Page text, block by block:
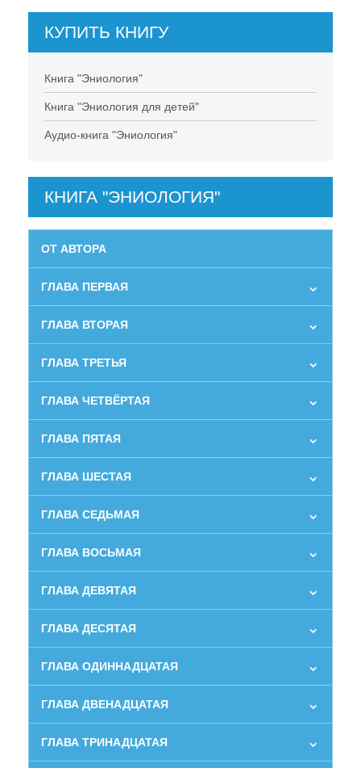
КУПИТЬ КНИГУ
Книга "Эниология"
Книга "Эниология для детей"
Аудио-книга "Эниология"
КНИГА "ЭНИОЛОГИЯ"
ОТ АВТОРА
ГЛАВА ПЕРВАЯ
ГЛАВА ВТОРАЯ
ГЛАВА ТРЕТЬЯ
ГЛАВА ЧЕТВЁРТАЯ
ГЛАВА ПЯТАЯ
ГЛАВА ШЕСТАЯ
ГЛАВА СЕДЬМАЯ
ГЛАВА ВОСЬМАЯ
ГЛАВА ДЕВЯТАЯ
ГЛАВА ДЕСЯТАЯ
ГЛАВА ОДИННАДЦАТАЯ
ГЛАВА ДВЕНАДЦАТАЯ
ГЛАВА ТРИНАДЦАТАЯ